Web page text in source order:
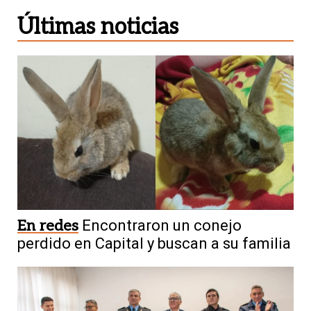
Últimas noticias
En redes Encontraron un conejo
perdido en Capital y buscan a su familia